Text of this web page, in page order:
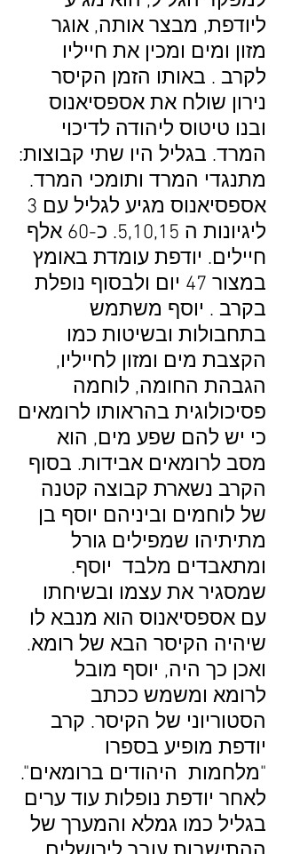
ליודפת, מבצר אותה, אוגר
מזון ומים ומכין את חייליו
לקרב . באותו הזמן הקיסר
נירון שולח את אספסיאנוס
ובנו טיטוס ליהודה לדיכוי
המרד. בגליל היו שתי קבוצות:
מתנגדי המרד ותומכי המרד.
אספסיאנוס מגיע לגליל עם 3
ליגיונות ה 5,10,15. כ-60 אלף
חיילים. יודפת עומדת באומץ
במצור 47 יום ולבסוף נופלת
בקרב . יוסף משתמש
בתחבולות ובשיטות כמו
הקצבת מים ומזון לחייליו,
הגבהת החומה, לוחמה
פסיכולוגית בהראותו לרומאים
כי יש להם שפע מים, הוא
מסב לרומאים אבידות. בסוף
הקרב נשארת קבוצה קטנה
של לוחמים וביניהם יוסף בן
מתיתיהו שמפילים גורל
ומתאבדים מלבד יוסף.
שמסגיר את עצמו ובשיחתו
עם אספסיאנוס הוא מנבא לו
שיהיה הקיסר הבא של רומא.
ואכן כך היה, יוסף מובל
לרומא ומשמש ככתב
הסטוריוני של הקיסר. קרב
יודפת מופיע בספרו
"מלחמות היהודים ברומאים".
לאחר יודפת נופלות עוד ערים
בגליל כמו גמלא והמערך של